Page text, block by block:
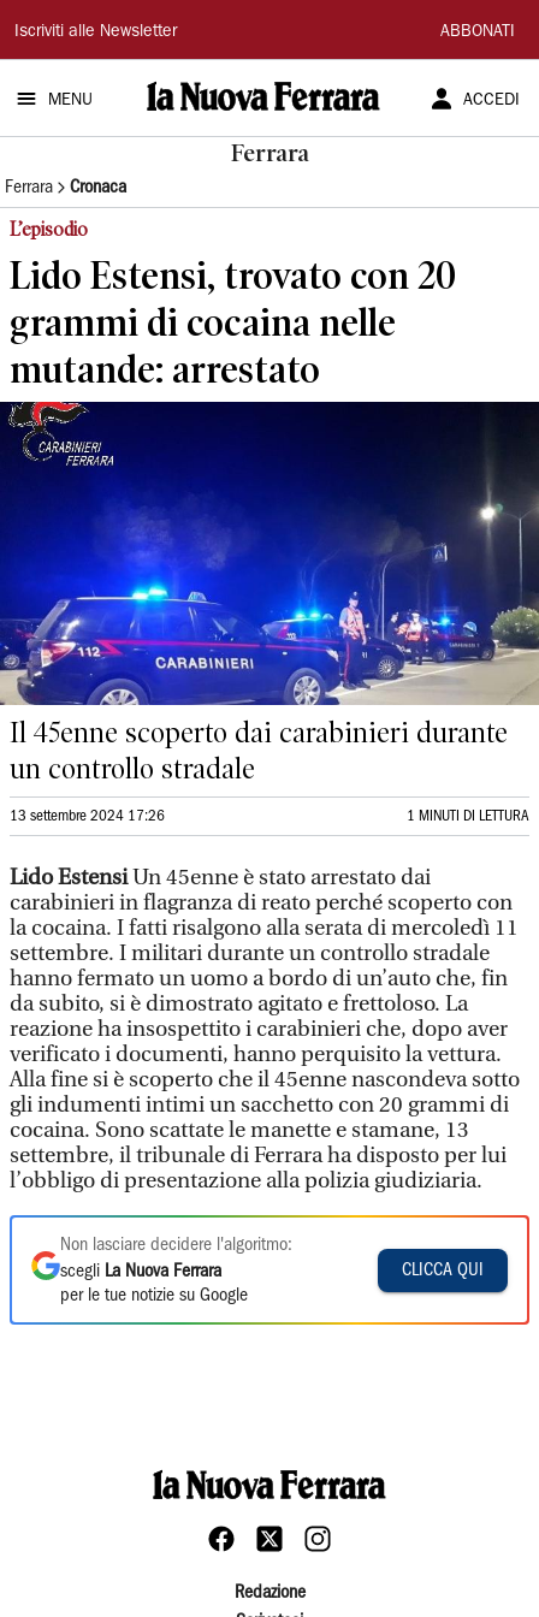
La
Nuova
Ferrara
Iscriviti alle Newsletter ABBONATI
MENU ACCEDI
Ferrara
Ferrara Cronaca
L’episodio
Lido Estensi, trovato con 20
grammi di cocaina nelle
mutande: arrestato
Il 45enne scoperto dai carabinieri durante
un controllo stradale
13 settembre 2024 17:26 1 MINUTI DI LETTURA
Lido EstensiUn 45enne è stato arrestato dai
carabinieri in flagranza di reato perché scoperto con
la cocaina. I fatti risalgono alla serata di mercoledì 11
settembre. I militari durante un controllo stradale
hanno fermato un uomo a bordo di un’auto che, fin
da subito, si è dimostrato agitato e frettoloso. La
reazione ha insospettito i carabinieri che, dopo aver
verificato i documenti, hanno perquisito la vettura.
Alla fine si è scoperto che il 45enne nascondeva sotto
gli indumenti intimi un sacchetto con 20 grammi di
cocaina. Sono scattate le manette e stamane, 13
settembre, il tribunale di Ferrara ha disposto per lui
l’obbligo di presentazione alla polizia giudiziaria.
Non lasciare decidere l'algoritmo:
scegli La Nuova Ferrara
per le tue notizie su Google
CLICCA QUI
Redazione